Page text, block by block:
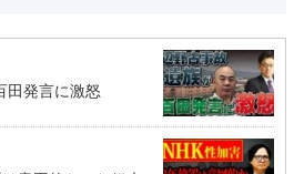
田発言に激怒